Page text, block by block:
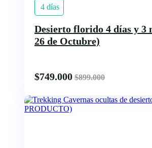
4 días
Desierto florido 4 días y 3
26 de Octubre)
$749.000 $899.000